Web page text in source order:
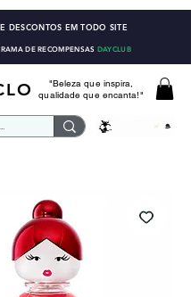
DESCONTOS EM TODO SITE
DE RECOMPENSAS DAYCLUB
"Beleza que inspira,
qualidade que encanta!"